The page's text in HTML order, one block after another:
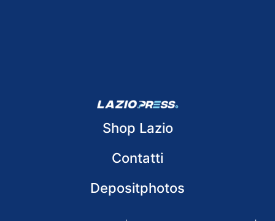
Shop Lazio
Contatti
Depositphotos